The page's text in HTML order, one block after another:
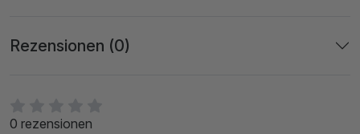
0 rezensionen
Rezensionen (0)